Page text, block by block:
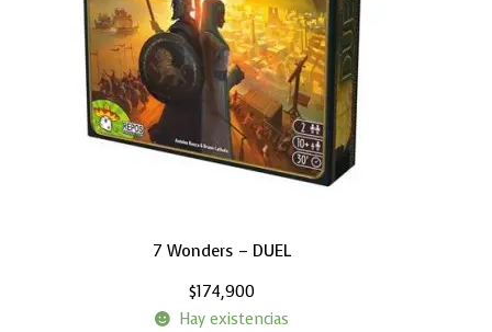
7 Wonders – DUEL
$174,900
Hay existencias